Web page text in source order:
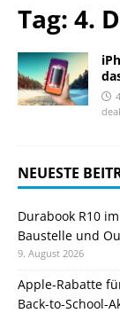
Tag: 4.
NEUESTE
Durabook R10
Baustelle und
9. August 2026
Apple-Rabatte
Back-to-School-